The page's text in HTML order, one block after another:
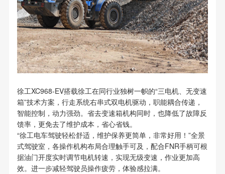
徐工XC968-EV搭载徐工在同行业独树一帜的“三电机、无变速
箱”技术方案，行走系统右串式双电机驱动，职能耦合传递，
智能控制，动力强劲。省去变速箱机构同时，也降低了故障反
馈率，更免去了维护成本，省心省钱。
“徐工电车驾驶轻松舒适，维护保养更简单，非常好用！”全景
式驾驶室，各操作机构布局合理触手可及，配合FNR手柄可根
据油门开度实时调节电机转速，实现无级变速，作业更加高
效。进一步减轻驾驶员操作疲劳，体验感拉满。